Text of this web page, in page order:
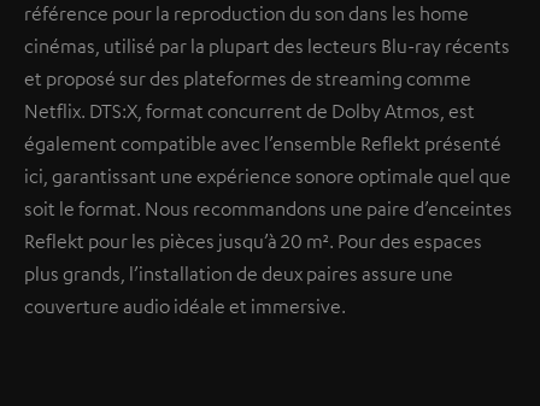
référence pour la reproduction du son dans les home
cinémas, utilisé par la plupart des lecteurs Blu-ray récents
et proposé sur des plateformes de streaming comme
Netflix. DTS:X, format concurrent de Dolby Atmos, est
également compatible avec l’ensemble Reflekt présenté
ici, garantissant une expérience sonore optimale quel que
soit le format. Nous recommandons une paire d’enceintes
Reflekt pour les pièces jusqu’à 20 m². Pour des espaces
plus grands, l’installation de deux paires assure une
couverture audio idéale et immersive.